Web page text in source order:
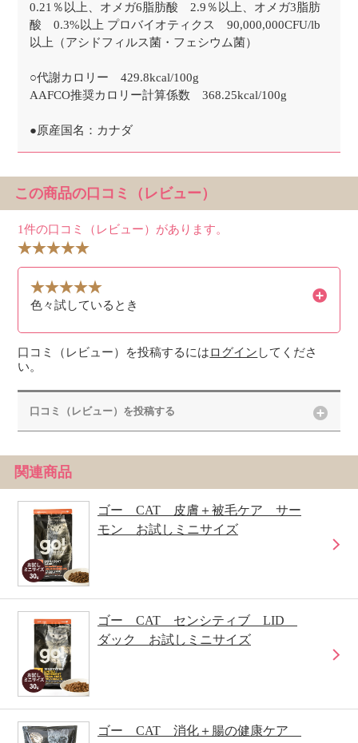
0.21％以上、オメガ6脂肪酸 2.9％以上、オメガ3脂肪
酸 0.3%以上 プロバイオティクス 90,000,000CFU/lb
以上（アシドフィルス菌・フェシウム菌）
○代謝カロリー 429.8kcal/100g
AAFCO推奨カロリー計算係数 368.25kcal/100g
●原産国名：カナダ
この商品の口コミ（レビュー）
1件の口コミ（レビュー）があります。
色々試しているとき
口コミ（レビュー）を投稿するにはログイン してくださ
い。
口コミ（レビュー）を投稿する
関連商品
ゴー CAT 皮膚＋被毛ケア サー
モン お試しミニサイズ
ゴー CAT センシティブ LID
ダック お試しミニサイズ
ゴー CAT 消化＋腸の健康ケア